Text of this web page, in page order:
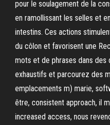
pour le soulagement de la
en ramollissant les selles et
intestins. Ces actions
du côlon et favorisent une
mots et de phrases dans des
exhaustifs et parcourez des
emplacements m) marie,
être, consistent approach, il
increased access, nous